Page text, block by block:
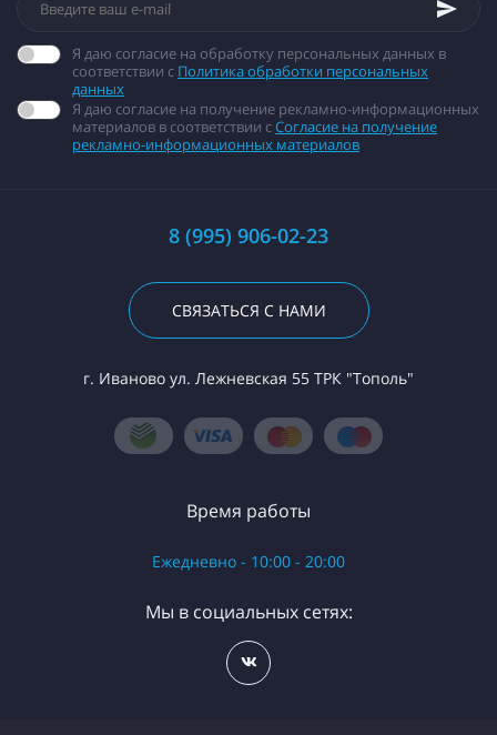
Я даю согласие на обработку персональных данных в
соответствии с Политика обработки персональных
данных
Я даю согласие на получение рекламно-информационных
материалов в соответствии сСогласие на получение
рекламно-информационных материалов
8 (995) 906-02-23
СВЯЗАТЬСЯ С НАМИ
г. Иваново ул. Лежневская 55 ТРК "Тополь"
Время работы
Ежедневно - 10:00 - 20:00
Мы в социальных сетях: